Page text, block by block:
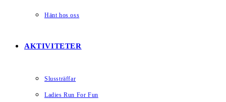
Hänt hos oss
AKTIVITETER
Slussträffar
Ladies Run For Fun